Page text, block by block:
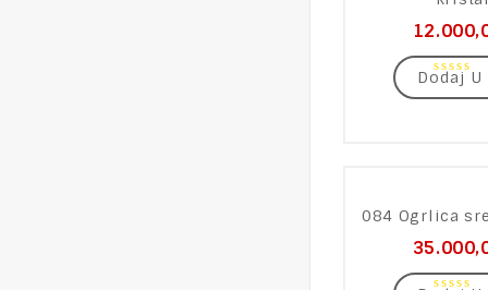
0
Dodaj
084 Ogrlica